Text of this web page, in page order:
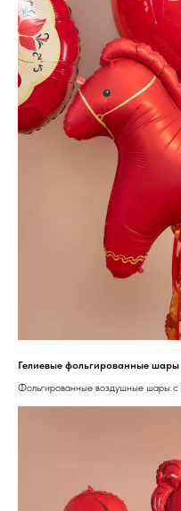
Гелиевые фольгированные
Фольгированные воздушные шары